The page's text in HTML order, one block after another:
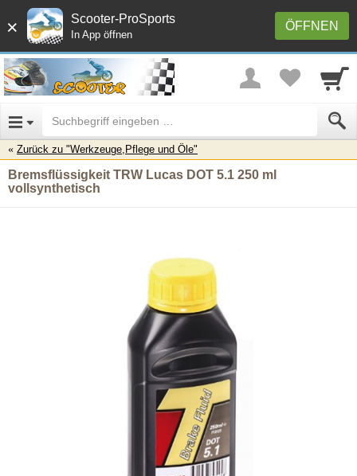
× ÖFFNEN
Scooter-ProSports
In App öffnen
Zurück zu "Werkzeuge,Pflege und Öle"
Bremsflüssigkeit TRW Lucas DOT 5.1 250 ml
vollsynthetisch